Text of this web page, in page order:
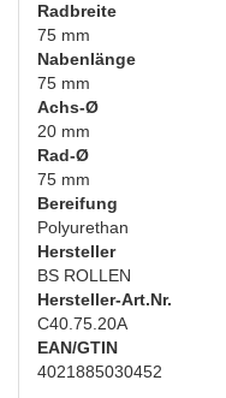
Radbreite
75 mm
Nabenlänge
75 mm
Achs-Ø
20 mm
Rad-Ø
75 mm
Bereifung
Polyurethan
Hersteller
BS ROLLEN
Hersteller-Art.Nr.
C40.75.20A
EAN/GTIN
4021885030452